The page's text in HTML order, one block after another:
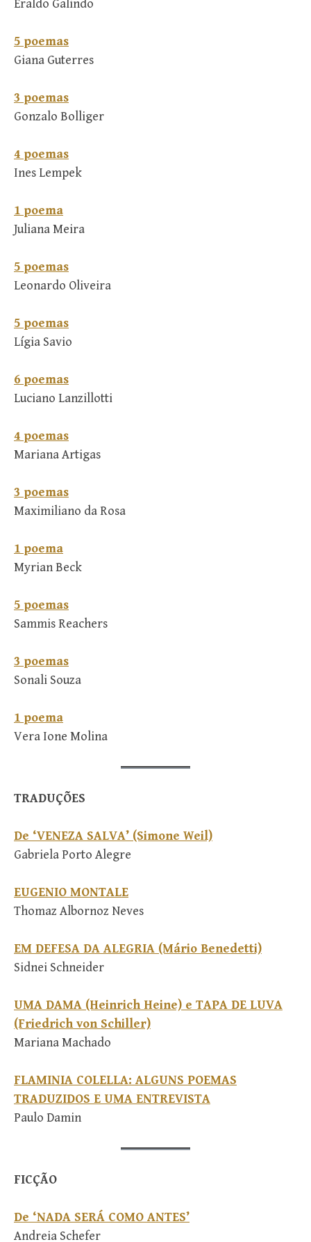
Eraldo Galindo
5 poemas
Giana Guterres
3 poemas
Gonzalo Bolliger
4 poemas
Ines Lempek
1 poema
Juliana Meira
5 poemas
Leonardo Oliveira
5 poemas
Lígia Savio
6 poemas
Luciano Lanzillotti
4 poemas
Mariana Artigas
3 poemas
Maximiliano da Rosa
1 poema
Myrian Beck
5 poemas
Sammis Reachers
3 poemas
Sonali Souza
1 poema
Vera Ione Molina
TRADUÇÕES
De ‘VENEZA SALVA’ (Simone Weil)
Gabriela Porto Alegre
EUGENIO MONTALE
Thomaz Albornoz Neves
EM DEFESA DA ALEGRIA (Mário Benedetti)
Sidnei Schneider
UMA DAMA (Heinrich Heine) e TAPA DE LUVA
(Friedrich von Schiller)
Mariana Machado
FLAMINIA COLELLA: ALGUNS POEMAS
TRADUZIDOS E UMA ENTREVISTA
Paulo Damin
FICÇÃO
De ‘NADA SERÁ COMO ANTES’
Andreia Schefer